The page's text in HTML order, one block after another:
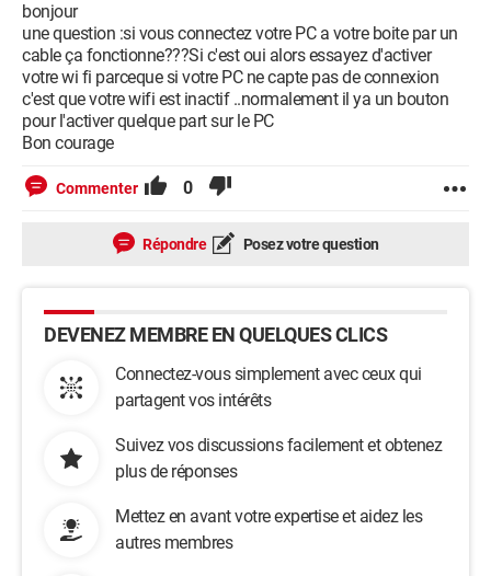
bonjour
une question :si vous connectez votre PC a votre boite par un
cable ça fonctionne???Si c'est oui alors essayez d'activer
votre wi fi parceque si votre PC ne capte pas de connexion
c'est que votre wifi est inactif ..normalement il ya un bouton
pour l'activer quelque part sur le PC
Bon courage
Commenter 0
Répondre Posez votre question
DEVENEZ MEMBRE EN QUELQUES CLICS
Connectez-vous simplement avec ceux qui
partagent vos intérêts
Suivez vos discussions facilement et obtenez
plus de réponses
Mettez en avant votre expertise et aidez les
autres membres